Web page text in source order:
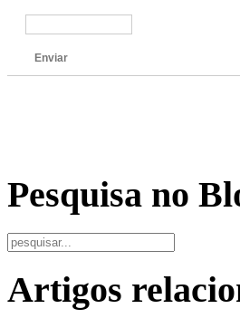
Enviar
Pesquisa no
Artigos